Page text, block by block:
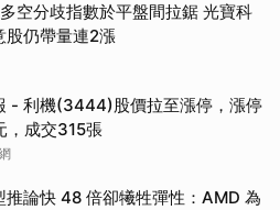
空分歧指數於平盤間拉鋸 光寶科
股仍帶量連2漲
- 利機(3444)股價拉至漲停，漲停
，成交315張
推論快 48 倍卻犧牲彈性：AMD 為